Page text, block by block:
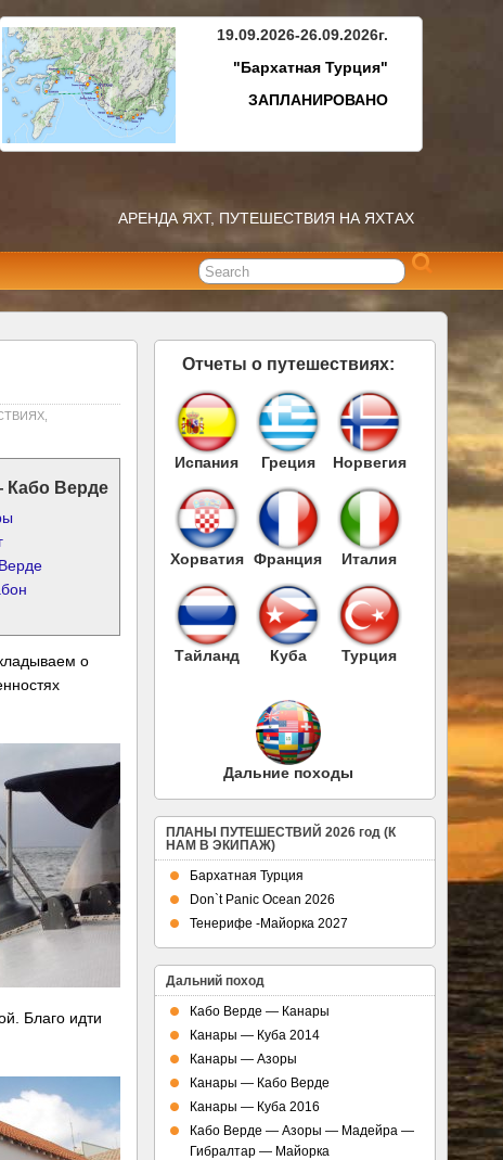
19.09.2026-26.09.2026г.
"Бархатная Турция"
ЗАПЛАНИРОВАНО
АРЕНДА ЯХТ, ПУТЕШЕСТВИЯ НА ЯХТАХ
Верде
о
Благо идти
Отчеты о путешествиях:
Испания Греция Норвегия
Хорватия Франция Италия
Тайланд Куба Турция
Дальние походы
ПЛАНЫ ПУТЕШЕСТВИЙ 2026 год (К
НАМ В ЭКИПАЖ)
Бархатная Турция
Don`t Panic Ocean 2026
Тенерифе -Майорка 2027
Дальний поход
Кабо Верде — Канары
Канары — Куба 2014
Канары — Азоры
Канары — Кабо Верде
Канары — Куба 2016
Кабо Верде — Азоры — Мадейра —
Гибралтар — Майорка